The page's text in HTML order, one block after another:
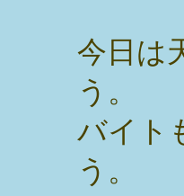
今日は
う。
バイト
う。